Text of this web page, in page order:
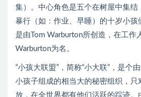
集）。中心角色是五个在树屋中集结
暴行（如：作业、早睡）的十岁小孩
是由Tom Warburton所创造，在工作
Warburton为名。
“小孩大联盟”，简称“小大联”，是个
小孩子组成的相当大的秘密组织，
放，在全世界都有他们活跃的踪迹。